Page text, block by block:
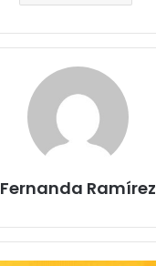
Fernanda Ramírez